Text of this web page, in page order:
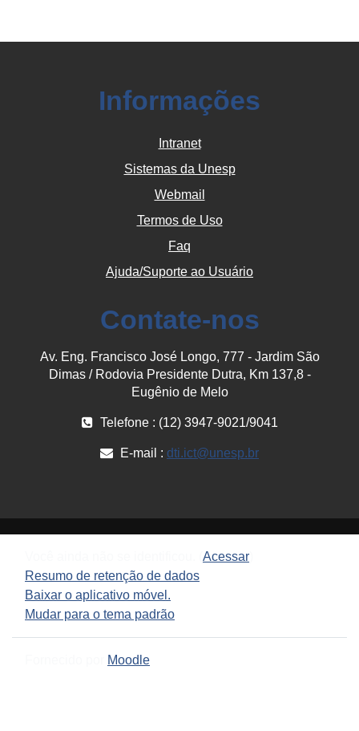
Informações
Intranet
Sistemas da Unesp
Webmail
Termos de Uso
Faq
Ajuda/Suporte ao Usuário
Contate-nos
Av. Eng. Francisco José Longo, 777 - Jardim São
Dimas / Rodovia Presidente Dutra, Km 137,8 -
Eugênio de Melo
Telefone : (12) 3947-9021/9041
E-mail : dti.ict@unesp.br
Acessar
Resumo de retenção de dados
Baixar o aplicativo móvel.
Mudar para o tema padrão
Moodle